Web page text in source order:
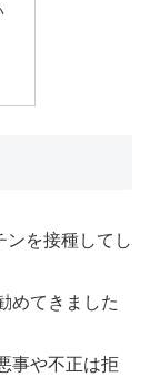
ンを接種してし
めてきました
事や不正は拒